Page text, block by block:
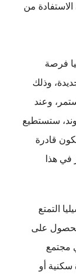
من
فرصة
وذلك
وعند
ستستطيع
قادرة
في هذا
التمتع
على
مجتمع
أو